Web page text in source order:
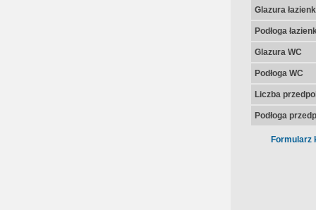
Glazura
Podłoga
Glazura WC
Podłoga WC
Liczba
Podłoga
Formularz